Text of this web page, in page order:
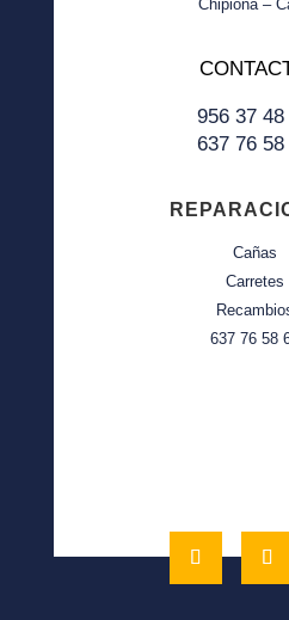
Chipiona –
956 37 48
637 76 58
Cañas
Carretes
637 76 58